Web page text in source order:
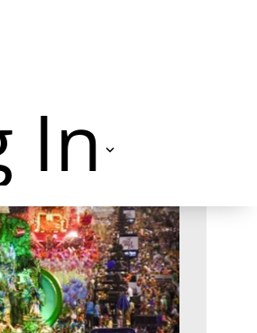
In
云导播
云互联
Center 集中